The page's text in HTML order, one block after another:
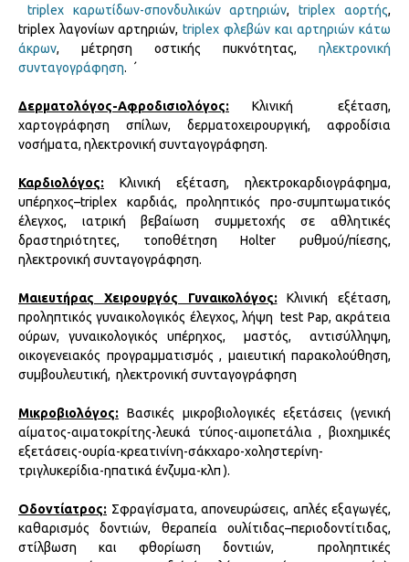
triplex καρωτίδων-σπονδυλικών αρτηριών,triplex αορτής,
triplex λαγονίων αρτηριών,triplex φλεβών και αρτηριών κάτω
άκρων, μέτρηση οστικής πυκνότητας, ηλεκτρονική
συνταγογράφηση. ΄
Δερματολόγος-Αφροδισιολόγος: Κλινική εξέταση,
χαρτογράφηση σπίλων, δερματοχειρουργική, αφροδίσια
νοσήματα, ηλεκτρονική συνταγογράφηση.
Καρδιολόγος: Κλινική εξέταση, ηλεκτροκαρδιογράφημα,
υπέρηχος–triplex καρδιάς, προληπτικός προ-συμπτωματικός
έλεγχος, ιατρική βεβαίωση συμμετοχής σε αθλητικές
δραστηριότητες, τοποθέτηση Holter ρυθμού/πίεσης,
ηλεκτρονική συνταγογράφηση.
Μαιευτήρας Χειρουργός Γυναικολόγος: Κλινική εξέταση,
προληπτικός γυναικολογικός έλεγχος, λήψη test Pap, ακράτεια
ούρων, γυναικολογικός υπέρηχος, μαστός, αντισύλληψη,
οικογενειακός προγραμματισμός , μαιευτική παρακολούθηση,
συμβουλευτική, ηλεκτρονική συνταγογράφηση
Μικροβιολόγος: Βασικές μικροβιολογικές εξετάσεις (γενική
αίματος-αιματοκρίτης-λευκά τύπος-αιμοπετάλια , βιοχημικές
εξετάσεις-ουρία-κρεατινίνη-σάκχαρο-χοληστερίνη-
τριγλυκερίδια-ηπατικά ένζυμα-κλπ ).
Οδοντίατρος: Σφραγίσματα, απονευρώσεις, απλές εξαγωγές,
καθαρισμός δοντιών, θεραπεία ουλίτιδας–περιοδοντίτιδας,
στίλβωση και φθορίωση δοντιών, προληπτικές